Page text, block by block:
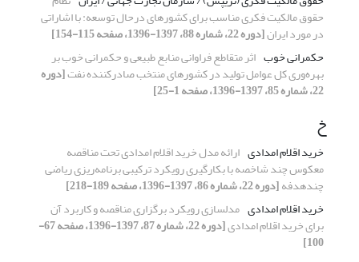
حقوق مالکیت فکری مناسب برای کشورهای درحال توسعه: با اشاراتی
در مورد ایران[دوره 22، شماره 88، 1397-1396، صفحه 115-154]
حکمرانی خوب اثر متقاطع فراوانی منابع طبیعی و حکمرانی خوب بر
بهره‌وری کل عوامل تولید در کشورهای منتخب صادرکننده نفت[دوره
22، شماره 85، 1397-1396، صفحه 1-25]
خ
خرید اقلام امدادی ارائه مدل خرید اقلام امدادی تحت مناقصه
معکوس چند شاخصه با بکارگیری رویکرد ترکیبی برنامه‌ریزی ریاضی
چندهدفه[دوره 22، شماره 86، 1397-1396، صفحه 189-218]
خرید اقلام امدادی مدلسازی رویکرد برگزاری مناقصه و کاربرد آن
برای خرید اقلام امدادی [دوره 22، شماره 87، 1397-1396، صفحه 67-
100]